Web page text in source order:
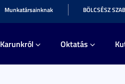
Munkatársainknak BÖLCSÉSZ
Karunkról Oktatás